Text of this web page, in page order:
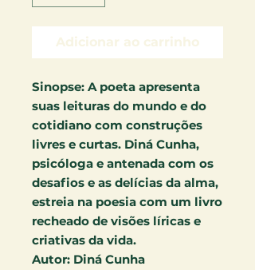
Adicionar ao carrinho
Sinopse: A poeta apresenta
suas leituras do mundo e do
cotidiano com construções
livres e curtas. Diná Cunha,
psicóloga e antenada com os
desafios e as delícias da alma,
estreia na poesia com um livro
recheado de visões líricas e
criativas da vida.
Autor: Diná Cunha